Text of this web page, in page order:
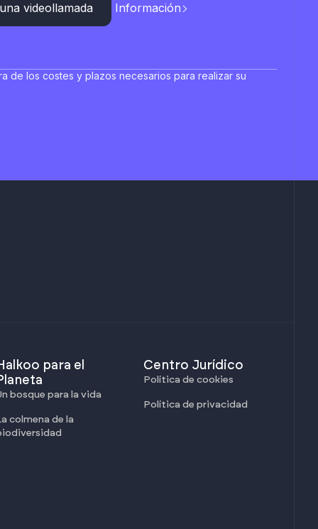
videollamada Información
de los costes y plazos necesarios para realizar su
para el
bosque para la vida
colmena de la
Centro Jurídico
Política de cookies
Política de privacidad